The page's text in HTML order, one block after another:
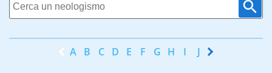
A B C D E F G H I J K